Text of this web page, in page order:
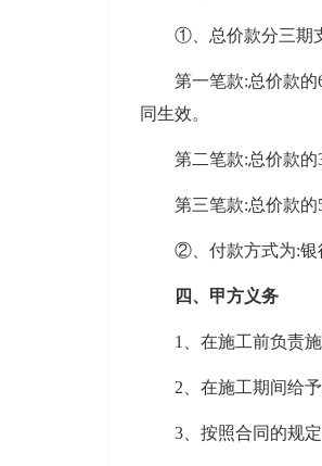
①、总价款分三期
第一笔款:总价款的
同生效。
第二笔款:总价款的
第三笔款:总价款的
②、付款方式为:银
四、甲方义务
1、在施工前负责施
2、在施工期间给予
3、按照合同的规定